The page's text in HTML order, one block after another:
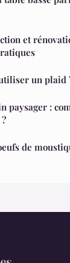
et
un plaid
paysager :
de